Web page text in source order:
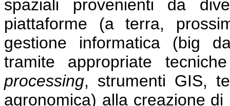
spaziali provenienti da
piattaforme (a terra,
gestione informatica (big
tramite appropriate
processing, strumenti GIS,
agronomica) alla creazione